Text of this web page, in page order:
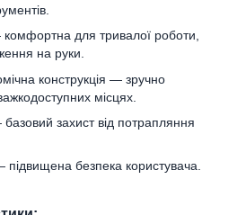
для тривалої роботи,
на руки.
конструкція — зручно
місцях.
захист від потрапляння
безпека користувача.